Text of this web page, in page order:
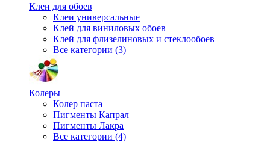
Клеи для обоев
Клеи универсальные
Клей для виниловых обоев
Клей для флизелиновых и стеклообоев
Все категории (3)
Колеры
Колер паста
Пигменты Капрал
Пигменты Лакра
Все категории (4)